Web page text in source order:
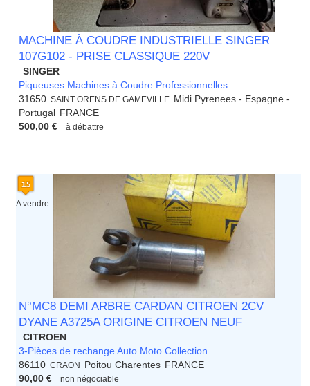
MACHINE À COUDRE INDUSTRIELLE SINGER
107G102 - PRISE CLASSIQUE 220V
SINGER
Piqueuses Machines à Coudre Professionnelles
31650 SAINT ORENS DE GAMEVILLE Midi Pyrenees - Espagne -
Portugal FRANCE
500,00 €
à débattre
A vendre
N°MC8 DEMI ARBRE CARDAN CITROEN 2CV
DYANE A3725A ORIGINE CITROEN NEUF
CITROEN
3-Pièces de rechange Auto Moto Collection
86110 CRAON Poitou Charentes FRANCE
90,00 €
non négociable